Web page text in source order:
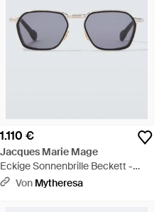
1.110 €
Jacques Marie Mage
Eckige Sonnenbrille Beckett -
Braun
Von Mytheresa